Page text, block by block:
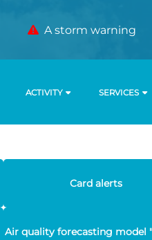
A storm warning
ACTIVITY SERVICES
Card alerts
Air quality forecasting model